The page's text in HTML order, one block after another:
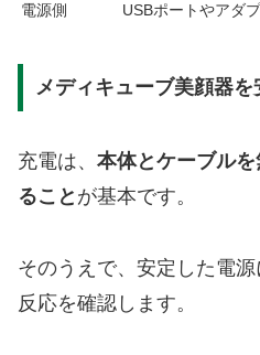
電源側
USBポートやアダ
メディキューブ美顔器
充電は、 本体とケーブル
ること が基本です。
そのうえで、安定した電
反応を確認します。